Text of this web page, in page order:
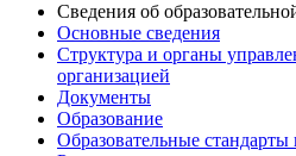
Сведения об
Основные сведения
Структура и органы
организацией
Документы
Образование
Образовательные стандарты